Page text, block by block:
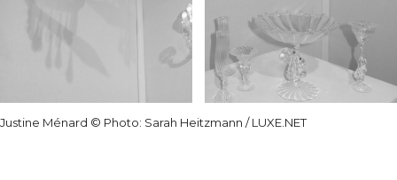
Justine Ménard © Photo: Sarah Heitzmann / LUXE.NET